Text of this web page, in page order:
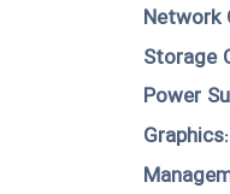
Network
Storage
Power
Graphics: